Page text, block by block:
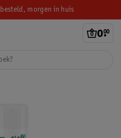
morgen in huis
0.
00